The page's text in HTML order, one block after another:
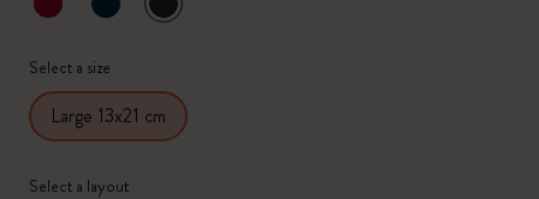
選択済
*選択したカラー
Select a size
Large 13x21 cm
Select a layout